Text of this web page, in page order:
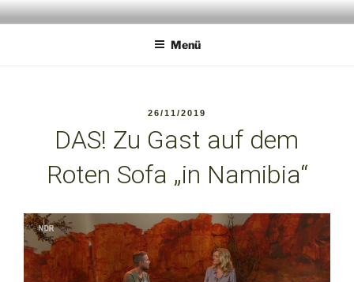
Zum
InhaltANIMALPERSON
Menü
VERÖFFENTLICHT
26/11/2019
DAS! Zu Gast auf dem
Roten Sofa „in Namibia“